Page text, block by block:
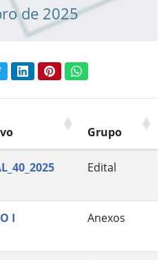
de 2025
conteúdo:
TwitterLinkedInPinterestWhatsApp
Grupo
Edital
I Anexos